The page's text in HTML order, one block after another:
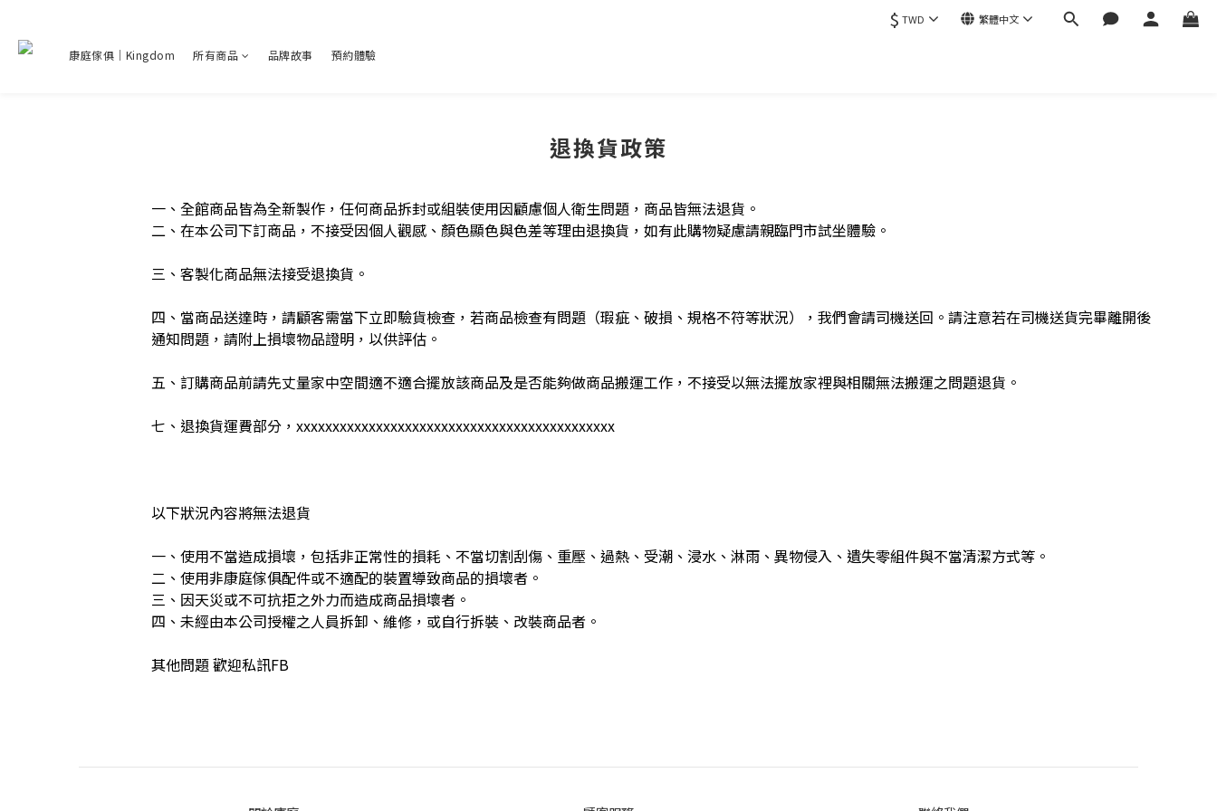
$ TWD 繁體中文
康庭傢俱｜Kingdom 所有商品 品牌故事 預約體驗
退換貨政策
一、全館商品皆為全新製作，任何商品拆封或組裝使用因顧慮個人衛生問題，商品皆無法退貨。
二、在本公司下訂商品，不接受因個人觀感、顏色顯色與色差等理由退換貨，如有此購物疑慮請親臨門市試坐體驗。
三、客製化商品無法接受退換貨。
四、當商品送達時，請顧客需當下立即驗貨檢查，若商品檢查有問題（瑕疵、破損、規格不符等狀況），我們會請司機送回。請注意若在司機送貨完畢離開後
通知問題，請附上損壞物品證明，以供評估。
五、訂購商品前請先丈量家中空間適不適合擺放該商品及是否能夠做商品搬運工作，不接受以無法擺放家裡與相關無法搬運之問題退貨。
七、退換貨運費部分，xxxxxxxxxxxxxxxxxxxxxxxxxxxxxxxxxxxxxxxxxxxx
以下狀況內容將無法退貨
一、使用不當造成損壞，包括非正常性的損耗、不當切割刮傷、重壓、過熱、受潮、浸水、淋雨、異物侵入、遺失零組件與不當清潔方式等。
二、使用非康庭傢俱配件或不適配的裝置導致商品的損壞者。
三、因天災或不可抗拒之外力而造成商品損壞者。
四、未經由本公司授權之人員拆卸、維修，或自行拆裝、改裝商品者。
其他問題 歡迎私訊FB